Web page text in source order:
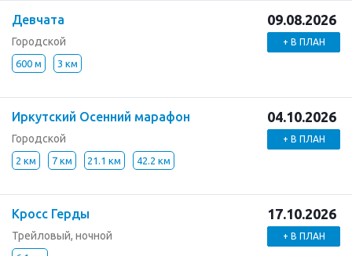
Девчата
Городской
600 м 3 км
09.08.2026
+ В ПЛАН
Иркутский Осенний марафон
Городской
2 км 7 км 21.1 км 42.2 км
04.10.2026
+ В ПЛАН
Кросс Герды
Трейловый, ночной
17.10.2026
+ В ПЛАН